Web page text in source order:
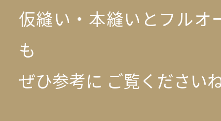
仮縫い・本縫いとフルオ
も
ぜひ参考に ご覧ください